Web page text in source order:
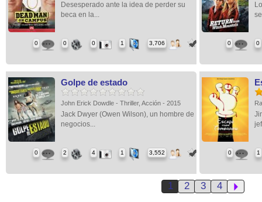
Desesperado ante la idea de perder su
beca en la...
0 0 0 1 3,706 0 0
Golpe de estado
John Erick Dowdle - Thriller, Acción - 2015
Jack Dwyer (Owen Wilson), un hombre de
negocios...
0 2 4 1 3,552 0 1
1 2 3 4